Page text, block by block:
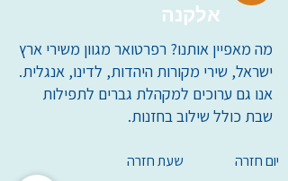
אלקנה
מה מאפיין אותנו? רפרטואר מגוון משירי ארץ
ישראל, שירי מקורות היהדות, לדינו, אנגלית.
אנו גם ערוכים למקהלת גברים לתפילות
שבת כולל שילוב בחזנות.
שעת חזרה יום חזרה